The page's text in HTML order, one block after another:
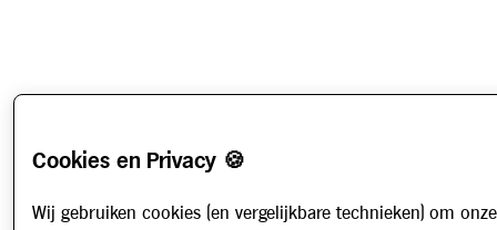
Cookies en Privacy 🍪
Wij gebruiken cookies (en vergelijkbare technieken) om